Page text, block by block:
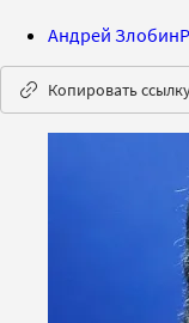
Андрей Злобин
Копировать